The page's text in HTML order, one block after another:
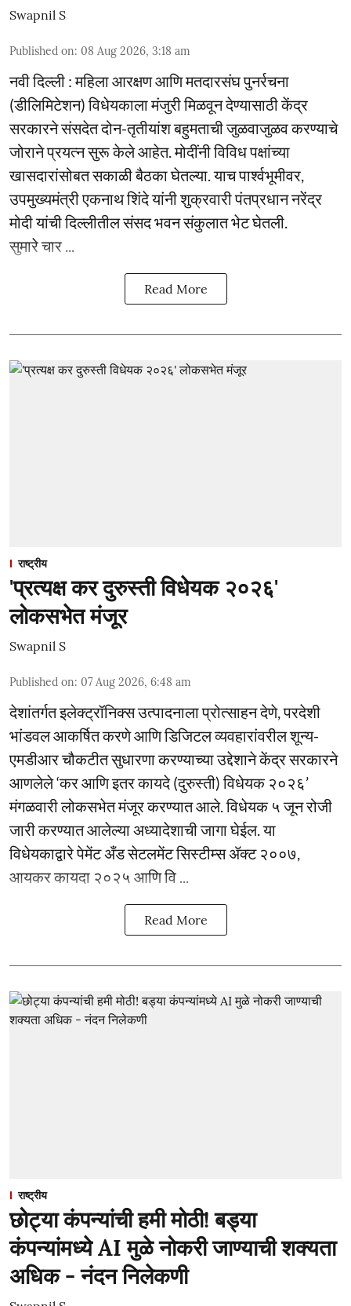
Swapnil S
Published on: 08 Aug 2026, 3:18 am
नवी दिल्ली : महिला आरक्षण आणि मतदारसंघ पुनर्रचना
(डीलिमिटेशन) विधेयकाला मंजुरी मिळवून देण्यासाठी केंद्र
सरकारने संसदेत दोन-तृतीयांश बहुमताची जुळवाजुळव करण्याचे
जोराने प्रयत्न सुरू केले आहेत. मोदींनी विविध पक्षांच्या
खासदारांसोबत सकाळी बैठका घेतल्या. याच पार्श्वभूमीवर,
उपमुख्यमंत्री एकनाथ शिंदे यांनी शुक्रवारी पंतप्रधान नरेंद्र
मोदी यांची दिल्लीतील संसद भवन संकुलात भेट घेतली.
सुमारे चार ...
Read More
राष्ट्रीय
'प्रत्यक्ष कर दुरुस्ती विधेयक २०२६'
लोकसभेत मंजूर
Swapnil S
Published on: 07 Aug 2026, 6:48 am
देशांतर्गत इलेक्ट्रॉनिक्स उत्पादनाला प्रोत्साहन देणे, परदेशी
भांडवल आकर्षित करणे आणि डिजिटल व्यवहारांवरील शून्य-
एमडीआर चौकटीत सुधारणा करण्याच्या उद्देशाने केंद्र सरकारने
आणलेले ‘कर आणि इतर कायदे (दुरुस्ती) विधेयक २०२६’
मंगळवारी लोकसभेत मंजूर करण्यात आले. विधेयक ५ जून रोजी
जारी करण्यात आलेल्या अध्यादेशाची जागा घेईल. या
विधेयकाद्वारे पेमेंट अँड सेटलमेंट सिस्टीम्स ॲक्ट २००७,
आयकर कायदा २०२५ आणि वि ...
Read More
राष्ट्रीय
छोट्या कंपन्यांची हमी मोठी! बड्या
कंपन्यांमध्ये AI मुळे नोकरी जाण्याची शक्यता
अधिक - नंदन निलेकणी